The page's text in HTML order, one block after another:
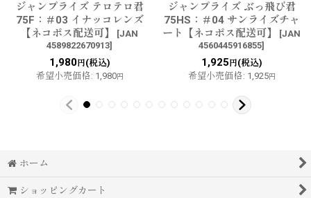
ジャンプライズ テロテロ君
75F：＃03 イナッコレンズ
【ネコポス配送可】
[JAN
4589822670913]
1,980円(税込)
希望小売価格: 1,980円
ジャンプライズ ぶっ飛び君
75HS：＃04 サンライズチャ
ート【ネコポス配送可】
[JAN
4560445916855]
1,925 円(税込)
希望小売価格: 1,925円
ホーム
ショッピングカート